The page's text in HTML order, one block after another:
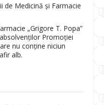
de Medicină și Farmacie
„Grigore T. Popa”
Promoției
nu conține niciun
alb.